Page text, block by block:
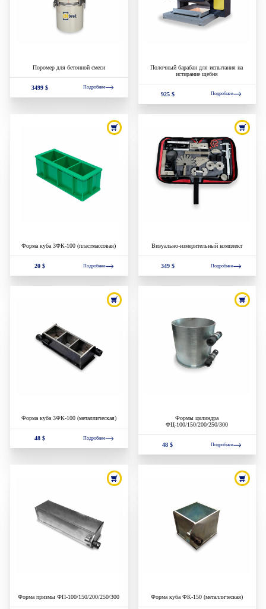
Поромер для бетонной смеси
3499 $ Подробнее
Полочный барабан для испытания на
истирание щебня
925 $ Подробнее
Форма куба 3ФК-100 (пластмассовая)
20 $ Подробнее
Визуально-измерительный комплект
349 $ Подробнее
Форма куба 3ФК-100 (металлическая)
48 $ Подробнее
Формы цилиндра
ФЦ-100/150/200/250/300
48 $ Подробнее
Форма призмы ФП-100/150/200/250/300 Форма куба ФК-150 (металлическая)